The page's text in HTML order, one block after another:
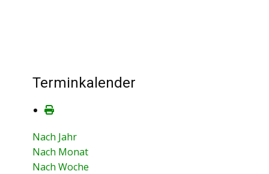
Terminkalender
Nach Jahr
Nach Monat
Nach Woche